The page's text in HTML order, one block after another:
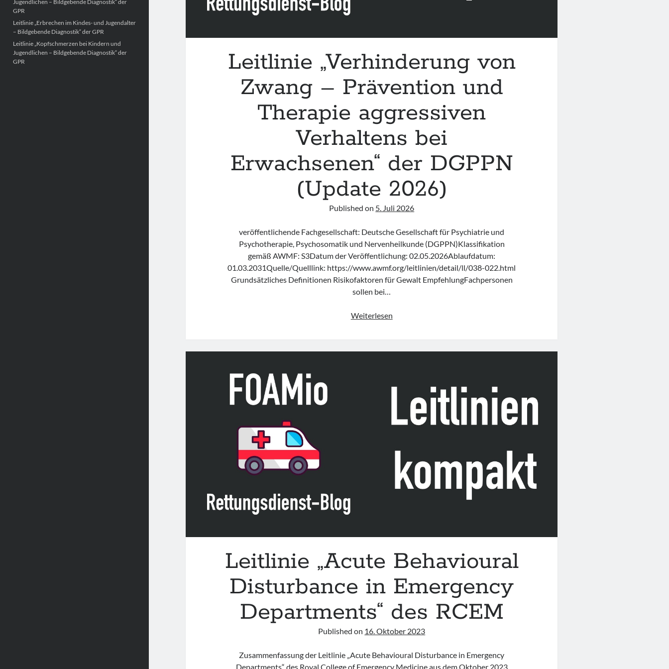
Jugendlichen – Bildgebende Diagnostik“ der
GPR
Leitlinie „Erbrechen im Kindes- und Jugendalter
– Bildgebende Diagnostik“ der GPR
Leitlinie „Kopfschmerzen bei Kindern und
Jugendlichen – Bildgebende Diagnostik“ der
GPR
Leitlinie „Verhinderung von
Zwang – Prävention und
Therapie aggressiven
Verhaltens bei
Erwachsenen“ der DGPPN
(Update 2026)
Published on 5. Juli 2026
veröffentlichende Fachgesellschaft: Deutsche Gesellschaft für Psychiatrie und
Psychotherapie, Psychosomatik und Nervenheilkunde (DGPPN)Klassifikation
gemäß AWMF: S3Datum der Veröffentlichung: 02.05.2026Ablaufdatum:
01.03.2031Quelle/Quelllink: https://www.awmf.org/leitlinien/detail/ll/038-022.html
Grundsätzliches Definitionen Risikofaktoren für Gewalt EmpfehlungFachpersonen
sollen bei…
WeiterlesenLeitlinie
Zwang
und
Therapie
aggressiven
Verhaltens
DGPPN
(Update
Leitlinie „Acute Behavioural
Disturbance in Emergency
Departments“ des RCEM
Published on 16. Oktober 2023
Zusammenfassung der Leitlinie „Acute Behavioural Disturbance in Emergency
Departments“ des Royal College of Emergency Medicine aus dem Oktober 2023